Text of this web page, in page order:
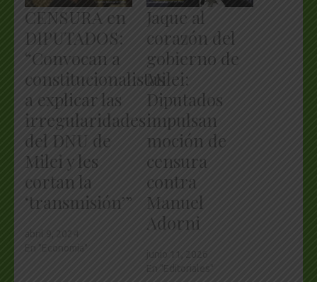
CENSURA en
DIPUTADOS:
“Convocan a
constitucionalistas
a explicar las
irregularidades
del DNU de
Milei y les
cortan la
‘transmisión’”
Jaque al
corazón del
gobierno de
Milei:
Diputados
impulsan
moción de
censura
contra
Manuel
Adorni